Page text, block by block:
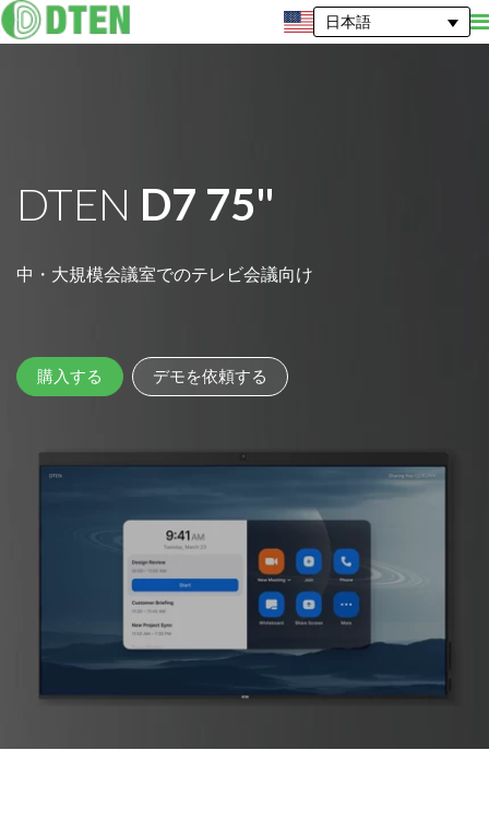
日本語
DTEN D7 75"
中・大規模会議室でのテレビ会議向け
購入する デモを依頼する